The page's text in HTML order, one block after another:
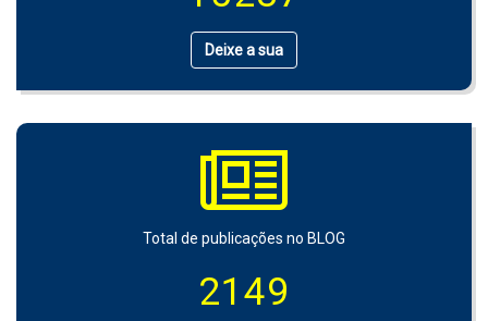
Deixe a sua
Total de publicações no BLOG
2149